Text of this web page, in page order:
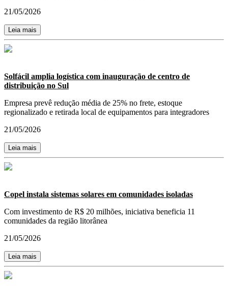
21/05/2026
Leia mais
Solfácil amplia logística com inauguração de centro de
distribuição no Sul
Empresa prevê redução média de 25% no frete, estoque
regionalizado e retirada local de equipamentos para integradores
21/05/2026
Leia mais
Copel instala sistemas solares em comunidades isoladas
Com investimento de R$ 20 milhões, iniciativa beneficia 11
comunidades da região litorânea
21/05/2026
Leia mais